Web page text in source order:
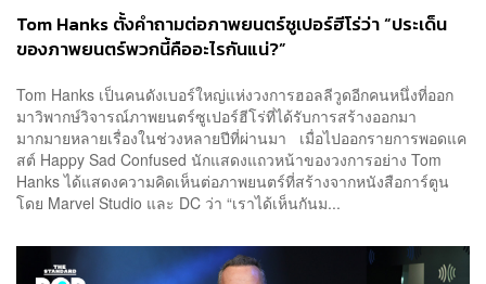
Tom Hanks ตั้งคำถามต่อภาพยนตร์ซูเปอร์ฮีโร่ว่า “ประเด็น
ของภาพยนตร์พวกนี้คืออะไรกันแน่?”
Tom Hanks เป็นคนดังเบอร์ใหญ่แห่งวงการฮอลลีวูดอีกคนหนึ่งที่ออก
มาวิพากษ์วิจารณ์ภาพยนตร์ซูเปอร์ฮีโร่ที่ได้รับการสร้างออกมา
มากมายหลายเรื่องในช่วงหลายปีที่ผ่านมา เมื่อไปออกรายการพอดแค
สต์ Happy Sad Confused นักแสดงแถวหน้าของวงการอย่าง Tom
Hanks ได้แสดงความคิดเห็นต่อภาพยนตร์ที่สร้างจากหนังสือการ์ตูน
โดย Marvel Studio และ DC ว่า “เราได้เห็นกันม...